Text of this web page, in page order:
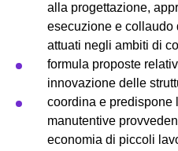
alla progettazione,
esecuzione e collaudo
attuati negli ambiti di
formula proposte
innovazione delle
coordina e predispone
manutentive
economia di piccoli